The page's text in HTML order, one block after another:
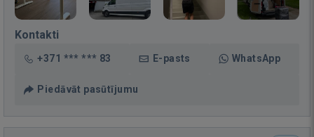
Kontakti
+371 *** *** 83 E-pasts WhatsApp
Piedāvāt pasūtījumu